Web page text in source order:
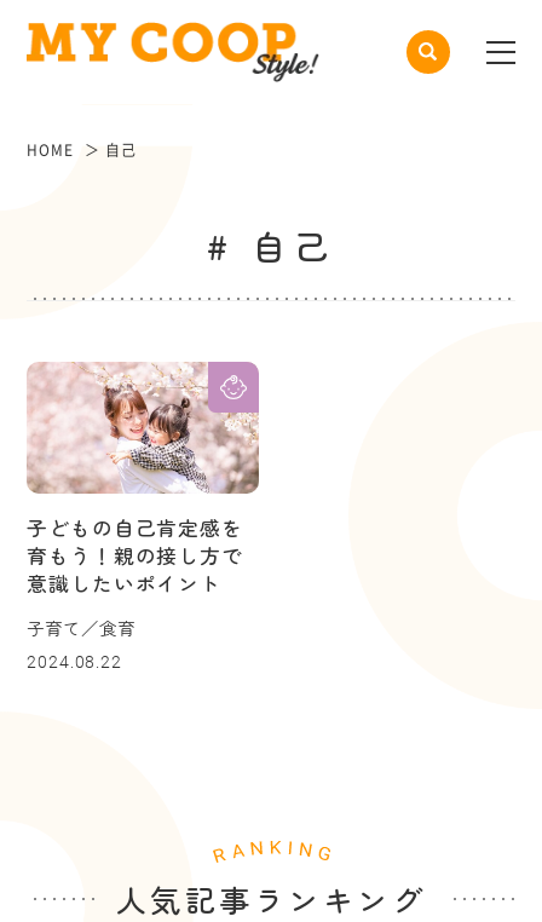
HOME 自己
# 自己
子どもの自己肯定感を
育もう！親の接し方で
意識したいポイント
子育て／食育
2024.08.22
人気記事ランキング